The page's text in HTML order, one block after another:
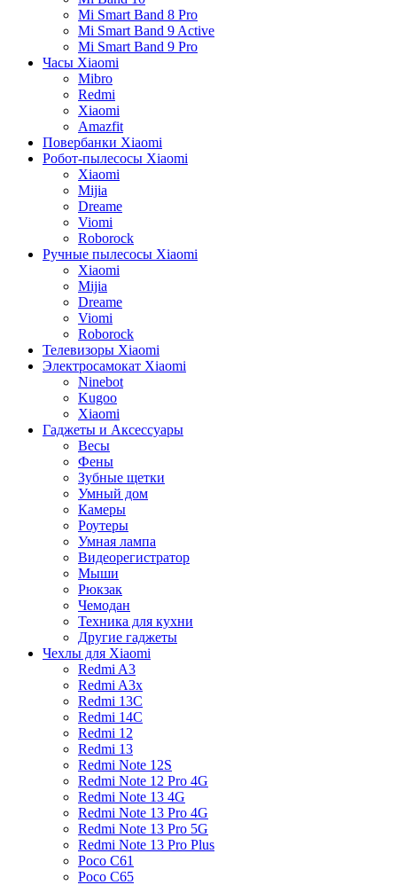
Mi Smart Band 8 Pro
Mi Smart Band 9 Active
Mi Smart Band 9 Pro
Часы Xiaomi
Mibro
Redmi
Xiaomi
Amazfit
Повербанки Xiaomi
Робот-пылесосы Xiaomi
Xiaomi
Mijia
Dreame
Viomi
Roborock
Ручные пылесосы Xiaomi
Xiaomi
Mijia
Dreame
Viomi
Roborock
Телевизоры Xiaomi
Электросамокат Xiaomi
Ninebot
Kugoo
Xiaomi
Гаджеты и Аксессуары
Весы
Фены
Зубные щетки
Умный дом
Камеры
Роутеры
Умная лампа
Видеорегистратор
Мыши
Рюкзак
Чемодан
Техника для кухни
Другие гаджеты
Чехлы для Xiaomi
Redmi A3
Redmi A3x
Redmi 13C
Redmi 14C
Redmi 12
Redmi 13
Redmi Note 12S
Redmi Note 12 Pro 4G
Redmi Note 13 4G
Redmi Note 13 Pro 4G
Redmi Note 13 Pro 5G
Redmi Note 13 Pro Plus
Poco C61
Poco C65